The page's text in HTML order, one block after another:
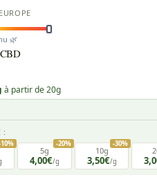
EUROPE
🌿
à partir de 20g
:
-20%
5g
4,00€/g
-30%
10g
3,50€/g